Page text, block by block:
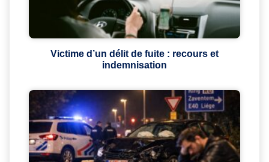
Victime d’un délit de fuite : recours et
indemnisation